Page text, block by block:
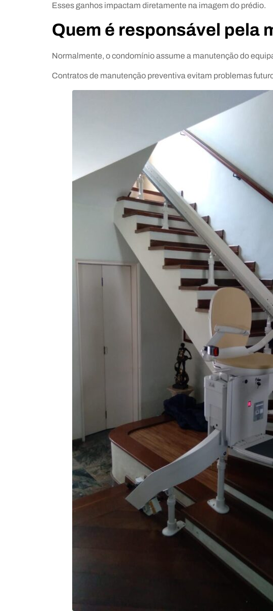
Esses ganhos impactam diretamente na imagem do prédio.
Quem é responsável pela
Normalmente, o condomínio assume a manutenção do
Contratos de manutenção preventiva evitam problemas